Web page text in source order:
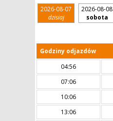
2026-08-07
dzisiaj
2026-08-08
sobota
Godziny odjazdów
04:56
07:06
10:06
13:06